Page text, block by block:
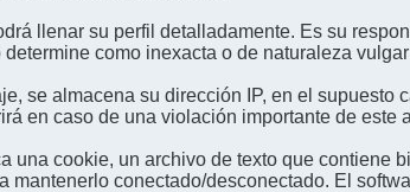
llenar su perfil detalladamente. Es su
como inexacta o de naturaleza
se almacena su dirección IP, en el
en caso de una violación importante de este
una cookie, un archivo de texto que contiene
mantenerlo conectado/desconectado. El